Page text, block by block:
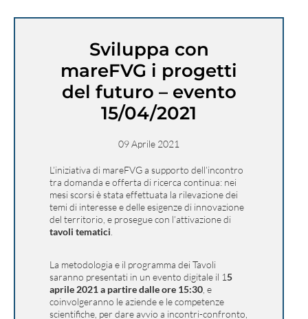
Sviluppa con
mareFVG i progetti
del futuro – evento
15/04/2021
09 Aprile 2021
L’iniziativa di mareFVG a supporto dell’incontro
tra domanda e offerta di ricerca continua: nei
mesi scorsi è stata effettuata la rilevazione dei
temi di interesse e delle esigenze di innovazione
del territorio, e prosegue con l’attivazione di
tavoli tematici
La metodologia e il programma dei Tavoli
saranno presentati in un evento digitale il 15
aprile 2021 a partire dalle ore 15:30 , e
coinvolgeranno le aziende e le competenze
scientifiche, per dare avvio a incontri-confronto,